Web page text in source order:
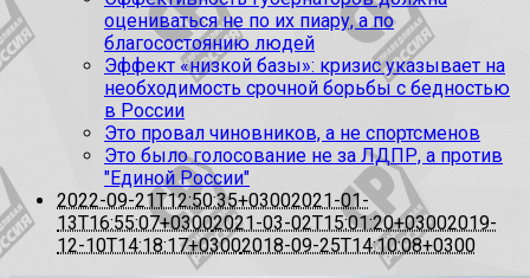
оцениваться не по их пиару, а по
благосостоянию людей
Эффект «низкой базы»: кризис указывает на
необходимость срочной борьбы с бедностью
в России
Это провал чиновников, а не спортсменов
Это было голосование не за ЛДПР, а против
"Единой России"
2022-09-21T12:50:35+03002021-01-
13T16:55:07+03002021-03-02T15:01:20+03002019-
12-10T14:18:17+03002018-09-25T14:10:08+0300